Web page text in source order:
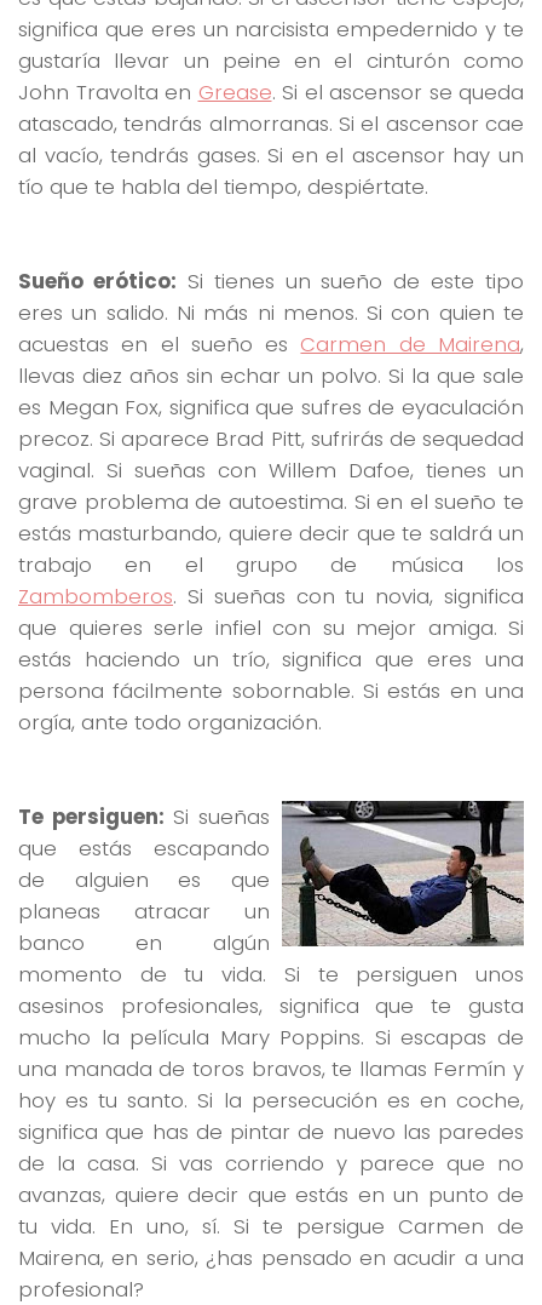
significa que eres un narcisista empedernido y te
gustaría llevar un peine en el cinturón como
John Travolta en Grease. Si el ascensor se queda
atascado, tendrás almorranas. Si el ascensor cae
al vacío, tendrás gases. Si en el ascensor hay un
tío que te habla del tiempo, despiértate.
Sueño erótico: Si tienes un sueño de este tipo
eres un salido. Ni más ni menos. Si con quien te
acuestas en el sueño es Carmen de Mairena,
llevas diez años sin echar un polvo. Si la que sale
es Megan Fox, significa que sufres de eyaculación
precoz. Si aparece Brad Pitt, sufrirás de sequedad
vaginal. Si sueñas con Willem Dafoe, tienes un
grave problema de autoestima. Si en el sueño te
estás masturbando, quiere decir que te saldrá un
trabajo en el grupo de música los
Zambomberos. Si sueñas con tu novia, significa
que quieres serle infiel con su mejor amiga. Si
estás haciendo un trío, significa que eres una
persona fácilmente sobornable. Si estás en una
orgía, ante todo organización.
Te persiguen: Si sueñas
que estás escapando
de alguien es que
planeas atracar un
banco en algún
momento de tu vida. Si te persiguen unos
asesinos profesionales, significa que te gusta
mucho la película Mary Poppins. Si escapas de
una manada de toros bravos, te llamas Fermín y
hoy es tu santo. Si la persecución es en coche,
significa que has de pintar de nuevo las paredes
de la casa. Si vas corriendo y parece que no
avanzas, quiere decir que estás en un punto de
tu vida. En uno, sí. Si te persigue Carmen de
Mairena, en serio, ¿has pensado en acudir a una
profesional?